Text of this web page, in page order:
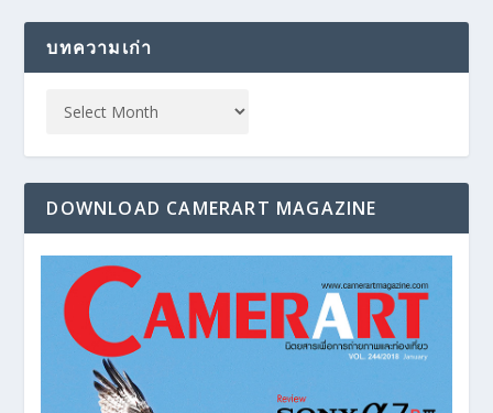
บทความเก่า
DOWNLOAD CAMERART MAGAZINE